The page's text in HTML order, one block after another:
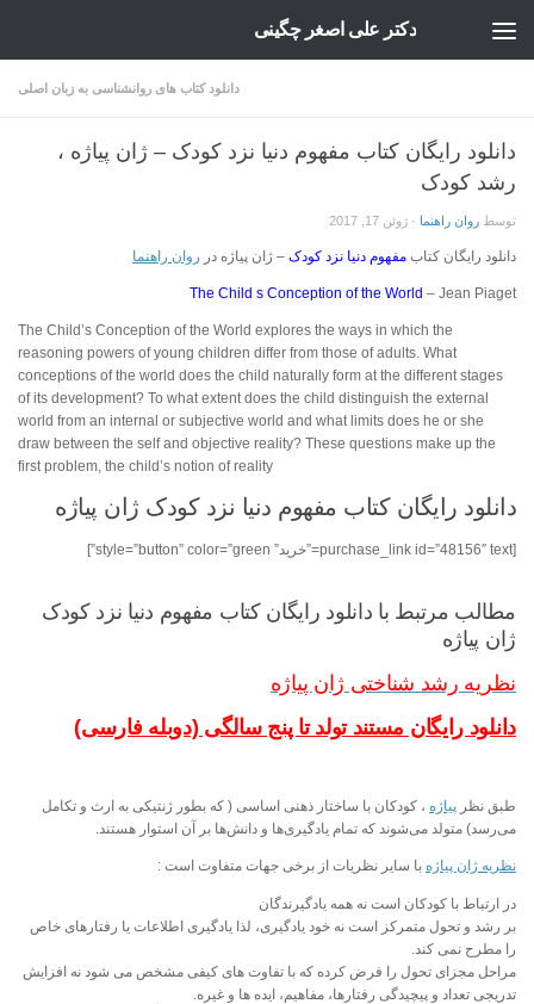
دکتر علی اصغر چگینی
دانلود کتاب های روانشناسی به زبان اصلی
دانلود رایگان کتاب مفهوم دنیا نزد کودک – ژان پیاژه ،
رشد کودک
توسط روان راهنما · ژوئن 17, 2017
دانلود رایگان کتاب مفهوم دنیا نزد کودک – ژان پیاژه در روان راهنما
The Child s Conception of the World – Jean Piaget
The Child’s Conception of the World explores the ways in which the
reasoning powers of young children differ from those of adults. What
conceptions of the world does the child naturally form at the different stages
of its development? To what extent does the child distinguish the external
world from an internal or subjective world and what limits does he or she
draw between the self and objective reality? These questions make up the
first problem, the child’s notion of reality
دانلود رایگان کتاب مفهوم دنیا نزد کودک ژان پیاژه
[purchase_link id=”48156″ text=”خرید” style=”button” color=”green”]
مطالب مرتبط با دانلود رایگان کتاب مفهوم دنیا نزد کودک
ژان پیاژه
نظریه رشد شناختی ژان پیاژه
دانلود رایگان مستند تولد تا پنج سالگی (دوبله فارسی)
طبق نظر پیاژه ، کودکان با ساختار ذهنی اساسی ( که بطور ژنتیکی به ارث و تکامل
می‌رسد) متولد می‌شوند که تمام یادگیری‌ها و دانش‌ها بر آن استوار هستند.
نظریه ژان پیاژه با سایر نظریات از برخی جهات متفاوت است :
در ارتباط با کودکان است نه همه یادگیرندگان
بر رشد و تحول متمرکز است نه خود یادگیری، لذا یادگیری اطلاعات یا رفتارهای خاص
را مطرح نمی کند.
مراحل مجزای تحول را فرض کرده که با تفاوت های کیفی مشخص می شود نه افزایش
تدریجی تعداد و پیچیدگی رفتارها، مفاهیم، ایده ها و غیره.